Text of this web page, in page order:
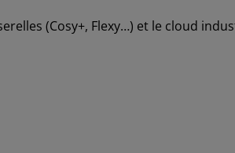
(Cosy+, Flexy…) et le cloud